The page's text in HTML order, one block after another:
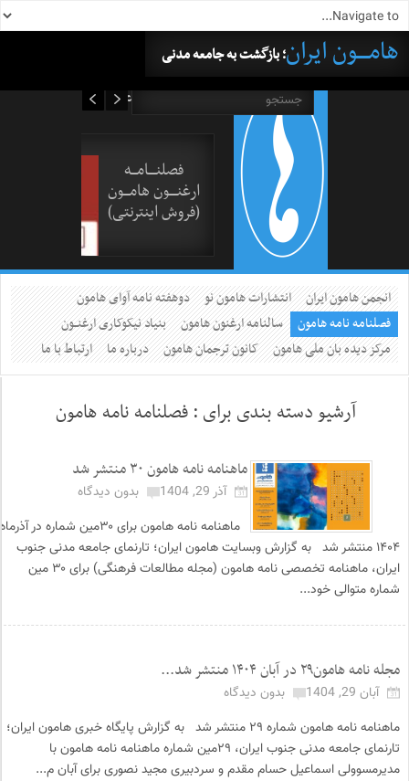
هامــــون ایران؛ بازگشت به جامعه مدنی
فصلنــــامـــه
ارغنــــون هامـــون
(فروش اینترنتی)
انجمن هامون ایران انتشارات هامون نو
دوهفته نامه آوای هامون
فصلنامه نامه هامون
سالنامه ارغنون هامون
بنیاد نیکوکاری ارغنــون
مرکز دیده بان ملی هامون
کانون ترجمان هامون درباره ما ارتباط با ما
آرشیو دسته بندی برای :فصلنامه نامه هامون
ماهنامه نامه هامون ۳۰ منتشر شد
آذر 29, 1404
بدون دیدگاه
ماهنامه نامه هامون برای ۳۰مین شماره در آذرماه
۱۴۰۴ منتشر شد به گزارش وبسایت هامون ایران؛ تارنمای جامعه مدنی جنوب
ایران، ماهنامه تخصصی نامه هامون (مجله مطالعات فرهنگی) برای ۳۰ مین
شماره متوالی خود...
مجله نامه هامون۲۹ در آبان ۱۴۰۴ منتشر شد...
آبان 29, 1404
بدون دیدگاه
ماهنامه نامه هامون شماره ۲۹ منتشر شد به گزارش پایگاه خبری هامون ایران؛
تارنمای جامعه مدنی جنوب ایران، ۲۹مین شماره ماهنامه نامه هامون با
مدیرمسوولی اسماعیل حسام مقدم و سردبیری مجید نصوری برای آبان م...